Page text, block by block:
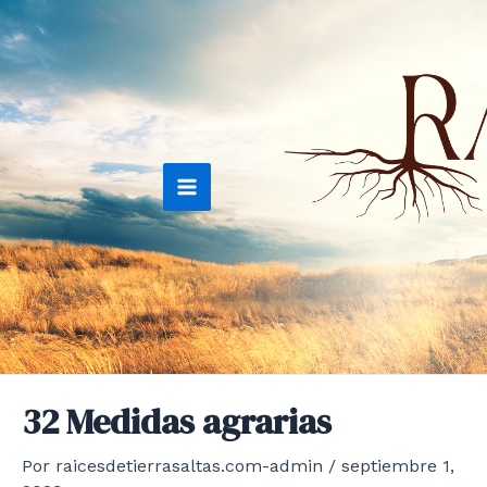
Ir
al
contenido
Main
Menu
32 Medidas agrarias
Por raicesdetierrasaltas.com-admin / septiembre 1,